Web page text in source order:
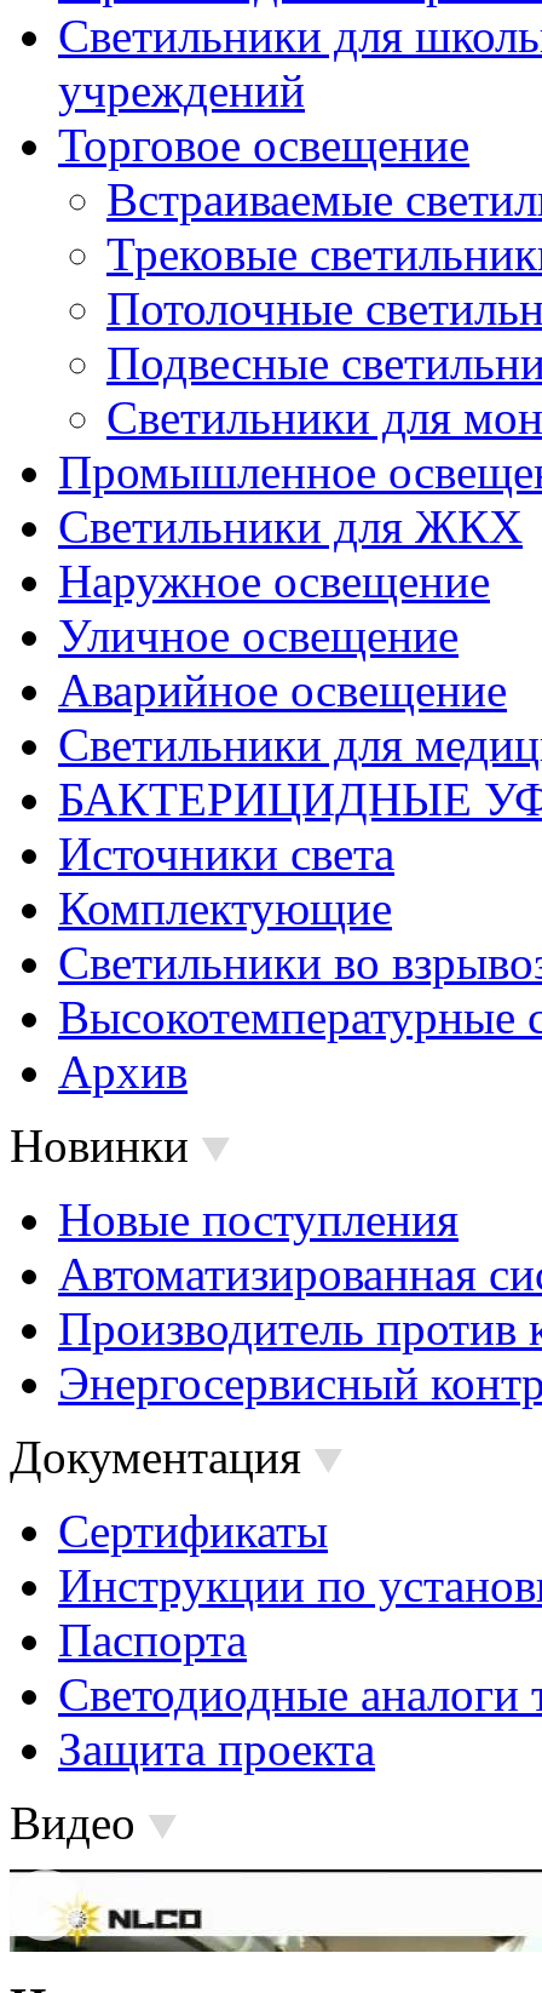
Светильники для
учреждений
Торговое освещение
Встраиваемые
Трековые
Потолочные
Подвесные
Светильники для
Промышленное
Светильники для ЖКХ
Наружное освещение
Уличное освещение
Аварийное освещение
Светильники для
БАКТЕРИЦИДНЫЕ
Источники света
Комплектующие
Светильники во
Высокотемпературные
Архив
Новинки
Новые поступления
Автоматизированная
Производитель против
Энергосервисный
Документация
Сертификаты
Инструкции по
Паспорта
Светодиодные аналоги
Защита проекта
Видео